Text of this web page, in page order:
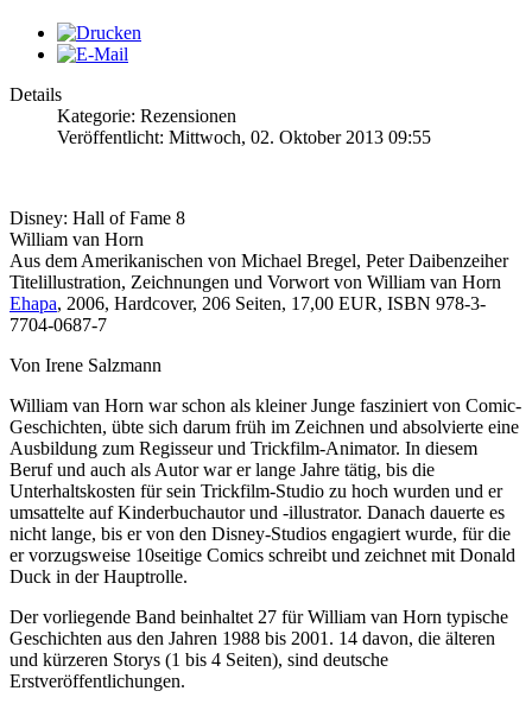
Details
Kategorie: Rezensionen
Veröffentlicht: Mittwoch, 02. Oktober 2013 09:55
Disney: Hall of Fame 8
William van Horn
Aus dem Amerikanischen von Michael Bregel, Peter Daibenzeiher
Titelillustration, Zeichnungen und Vorwort von William van Horn
Ehapa, 2006, Hardcover, 206 Seiten, 17,00 EUR, ISBN 978-3-
7704-0687-7
Von Irene Salzmann
William van Horn war schon als kleiner Junge fasziniert von Comic-
Geschichten, übte sich darum früh im Zeichnen und absolvierte eine
Ausbildung zum Regisseur und Trickfilm-Animator. In diesem
Beruf und auch als Autor war er lange Jahre tätig, bis die
Unterhaltskosten für sein Trickfilm-Studio zu hoch wurden und er
umsattelte auf Kinderbuchautor und -illustrator. Danach dauerte es
nicht lange, bis er von den Disney-Studios engagiert wurde, für die
er vorzugsweise 10seitige Comics schreibt und zeichnet mit Donald
Duck in der Hauptrolle.
Der vorliegende Band beinhaltet 27 für William van Horn typische
Geschichten aus den Jahren 1988 bis 2001. 14 davon, die älteren
und kürzeren Storys (1 bis 4 Seiten), sind deutsche
Erstveröffentlichungen.